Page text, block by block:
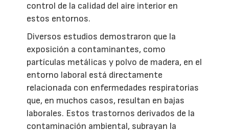
control de la calidad del aire interior en
estos entornos.
Diversos estudios demostraron que la
exposición a contaminantes, como
partículas metálicas y polvo de madera, en el
entorno laboral está directamente
relacionada con enfermedades respiratorias
que, en muchos casos, resultan en bajas
laborales. Estos trastornos derivados de la
contaminación ambiental, subrayan la